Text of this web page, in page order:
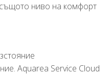
същото ниво на комфорт
Aquarea Service Cloud